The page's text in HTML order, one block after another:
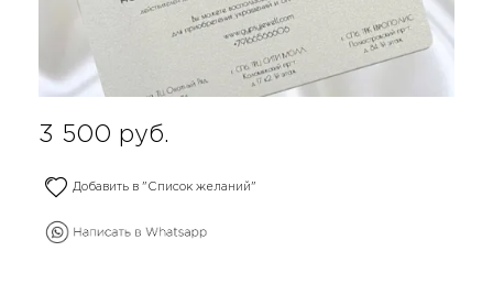
3 500 руб.
Добавить в "Список желаний"